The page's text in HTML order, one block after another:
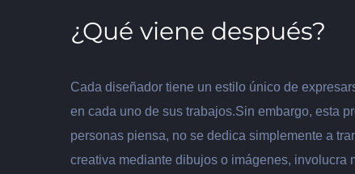
¿Qué viene después?
Cada diseñador tiene un estilo único de
en cada uno de sus trabajos.Sin embargo, esta
personas piensa, no se dedica simplemente a
creativa mediante dibujos o imágenes, involucra